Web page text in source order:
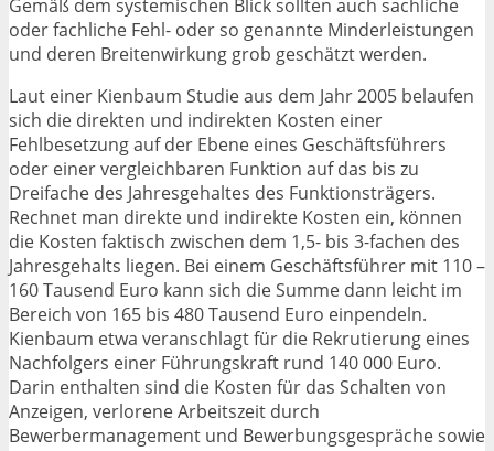
Gemäß dem systemischen Blick sollten auch sachliche
oder fachliche Fehl- oder so genannte Minderleistungen
und deren Breitenwirkung grob geschätzt werden.
Laut einer Kienbaum Studie aus dem Jahr 2005 belaufen
sich die direkten und indirekten Kosten einer
Fehlbesetzung auf der Ebene eines Geschäftsführers
oder einer vergleichbaren Funktion auf das bis zu
Dreifache des Jahresgehaltes des Funktionsträgers.
Rechnet man direkte und indirekte Kosten ein, können
die Kosten faktisch zwischen dem 1,5- bis 3-fachen des
Jahresgehalts liegen. Bei einem Geschäftsführer mit 110 –
160 Tausend Euro kann sich die Summe dann leicht im
Bereich von 165 bis 480 Tausend Euro einpendeln.
Kienbaum etwa veranschlagt für die Rekrutierung eines
Nachfolgers einer Führungskraft rund 140 000 Euro.
Darin enthalten sind die Kosten für das Schalten von
Anzeigen, verlorene Arbeitszeit durch
Bewerbermanagement und Bewerbungsgespräche sowie